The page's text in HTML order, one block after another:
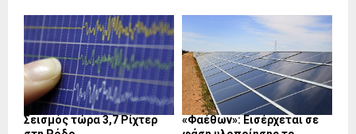
Σεισμός τώρα 3,7 Ρίχτερ
«Φαέθων»: Εισέρχεται σε